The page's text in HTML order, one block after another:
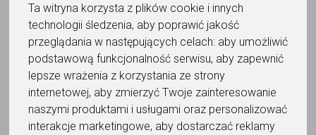
Ta witryna korzysta z plików cookie i innych
technologii śledzenia, aby poprawić jakość
przeglądania w następujących celach: aby umożliwić
podstawową funkcjonalność serwisu, aby zapewnić
lepsze wrażenia z korzystania ze strony
internetowej, aby zmierzyć Twoje zainteresowanie
naszymi produktami i usługami oraz personalizować
interakcje marketingowe, aby dostarczać reklamy
Do ulubionych
Oznacz wystąpienie kontaktu